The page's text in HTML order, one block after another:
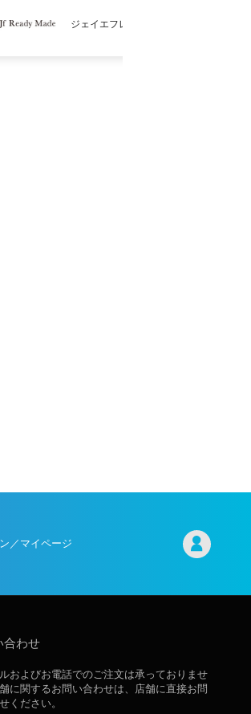
ジェイエフレディメイド
／マイページ
合わせ
およびお電話でのご注文は承っておりませ
に関するお問い合わせは、店舗に直接お問
ください。